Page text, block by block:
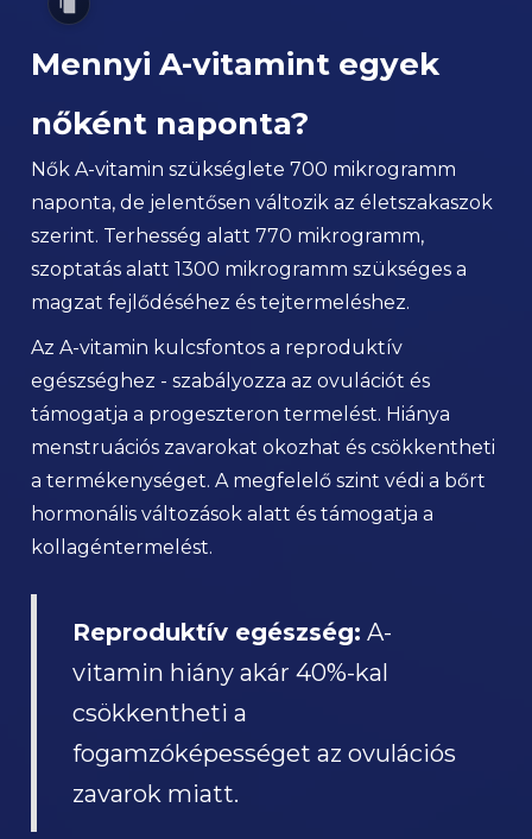
Mennyi A-vitamint egyek
nőként naponta?
Nők A-vitamin szükséglete 700 mikrogramm
naponta, de jelentősen változik az életszakaszok
szerint. Terhesség alatt 770 mikrogramm,
szoptatás alatt 1300 mikrogramm szükséges a
magzat fejlődéséhez és tejtermeléshez.
Az A-vitamin kulcsfontos a reproduktív
egészséghez - szabályozza az ovulációt és
támogatja a progeszteron termelést. Hiánya
menstruációs zavarokat okozhat és csökkentheti
a termékenységet. A megfelelő szint védi a bőrt
hormonális változások alatt és támogatja a
kollagéntermelést.
Reproduktív egészség: A-
vitamin hiány akár 40%-kal
csökkentheti a
fogamzóképességet az ovulációs
zavarok miatt.